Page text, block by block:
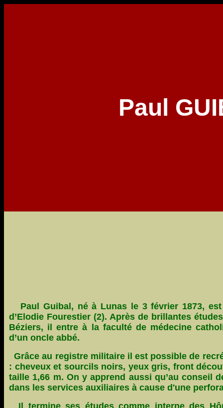
Paul
Paul Guibal, né à Lunas le 3 février 1873,
d’Elodie Fourestier (2). Après de brillantes
Béziers, il entre à la faculté de médecine
d’un oncle abbé.
Grâce au registre militaire il est possible de
: cheveux et sourcils noirs, yeux gris, front
taille 1,66 m. On y apprend aussi qu’au conseil
dans les services auxiliaires à cause d'une
Il termine ses études comme interne des